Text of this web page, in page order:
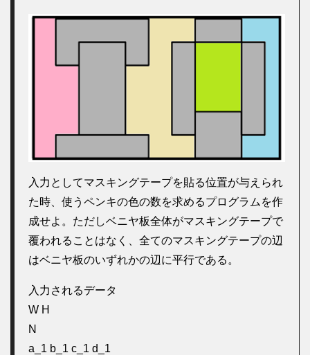
入力としてマスキングテープを貼る位置が与えられ
た時、使うペンキの色の数を求めるプログラムを作
成せよ。ただしベニヤ板全体がマスキングテープで
覆われることはなく、全てのマスキングテープの辺
はベニヤ板のいずれかの辺に平行である。
入力されるデータ
W H
N
a_1 b_1 c_1 d_1